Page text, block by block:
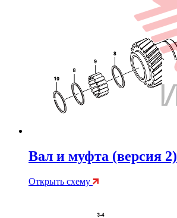
Вал и муфта (версия 2)
Открыть схему